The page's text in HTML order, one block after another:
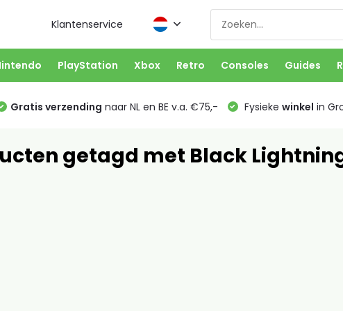
Klantenservice
PlayStation Xbox Retro Consoles Guides
Gratis verzending naar NL en BE v.a. €75,- Fysieke winkel in
getagd met Black